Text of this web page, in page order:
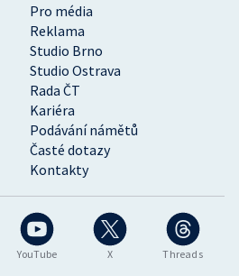
YouTube X Threads
Pro média
Reklama
Studio Brno
Studio Ostrava
Rada ČT
Kariéra
Podávání námětů
Časté dotazy
Kontakty